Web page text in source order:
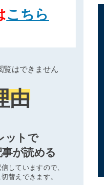
こちら
覧はできません
由
ットで
が読める
していますので、
替えできます。